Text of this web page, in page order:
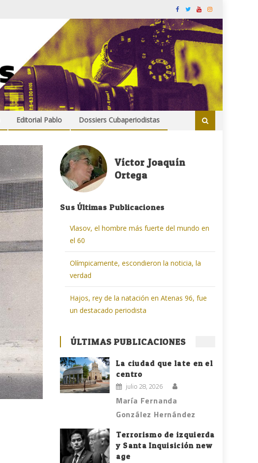
Editorial Pablo Dossiers Cubaperiodistas
Víctor Joaquín
Ortega
Sus Últimas Publicaciones
Vlasov, el hombre más fuerte del mundo en
el 60
Olímpicamente, escondieron la noticia, la
verdad
Hajos, rey de la natación en Atenas 96, fue
un destacado periodista
ÚLTIMAS PUBLICACIONES
La ciudad que late en el
centro
julio 28, 2026
María Fernanda
González Hernández
Terrorismo de izquierda
y Santa Inquisición new
age